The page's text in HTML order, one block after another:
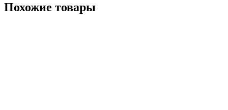
Похожие товары